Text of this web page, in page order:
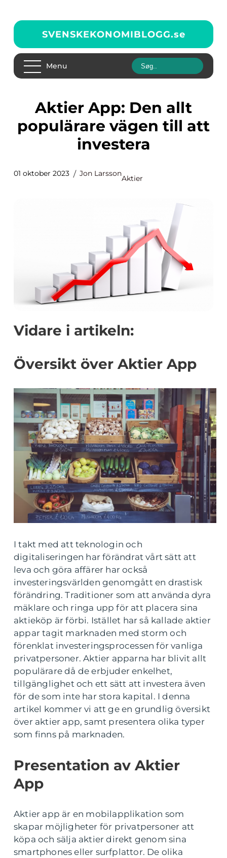
SVENSKEKONOMIBLOGG.se
Menu
Aktier App: Den allt
populärare vägen till att
investera
01 oktober 2023 Jon Larsson
Aktier
Vidare i artikeln:
Översikt över Aktier App
I takt med att teknologin och
digitaliseringen har förändrat vårt sätt att
leva och göra affärer har också
investeringsvärlden genomgått en drastisk
förändring. Traditioner som att använda dyra
mäklare och ringa upp för att placera sina
aktieköp är förbi. Istället har så kallade aktier
appar tagit marknaden med storm och
förenklat investeringsprocessen för vanliga
privatpersoner. Aktier apparna har blivit allt
populärare då de erbjuder enkelhet,
tillgänglighet och ett sätt att investera även
för de som inte har stora kapital. I denna
artikel kommer vi att ge en grundlig översikt
över aktier app, samt presentera olika typer
som finns på marknaden.
Presentation av Aktier
App
Aktier app är en mobilapplikation som
skapar möjligheter för privatpersoner att
köpa och sälja aktier direkt genom sina
smartphones eller surfplattor. De olika